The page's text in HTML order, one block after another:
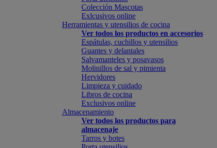
Colección Mascotas
Exlcusivos online
Herramientas y utensilios de cocina
Ver todos los productos en accesorios
Espátulas, cuchillos y utensilios
Guantes y delantales
Salvamanteles y posavasos
Molinillos de sal y pimienta
Hervidores
Limpieza y cuidado
Libros de cocina
Exclusivos online
Almacenamiento
Ver todos los productos para
almacenaje
Tarros y botes